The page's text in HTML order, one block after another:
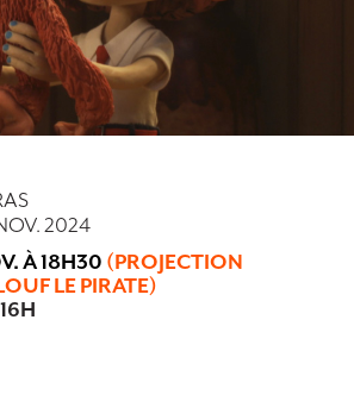
2024
À 18H30 (PROJECTION
LE PIRATE)